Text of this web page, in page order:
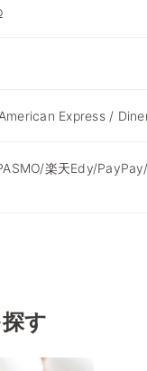
Express /
楽天Edy/
す